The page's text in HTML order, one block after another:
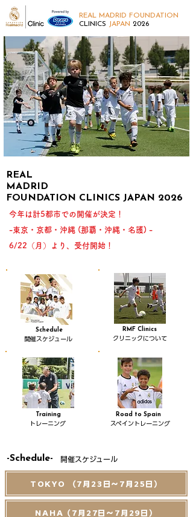
REAL MADRID FOUNDATION
CLINICS
JAPAN ​ 2026
REAL
MADRID
FOUNDATION CLINICS JAPAN 2026
今年は計5都市での開催が決定！
-東京・京都・沖縄 (那覇・沖縄・名護) -
​6/22（月）より、受付開始！
Schedule
開催スケジュール
Training
トレーニング
RMF Clinics
クリニックについて
Road to Spain
​スペイントレーニング
-Schedule- 開催スケジュール
TOKYO （7月23日～7月25日）
NAHA（7月27日～7月29日）